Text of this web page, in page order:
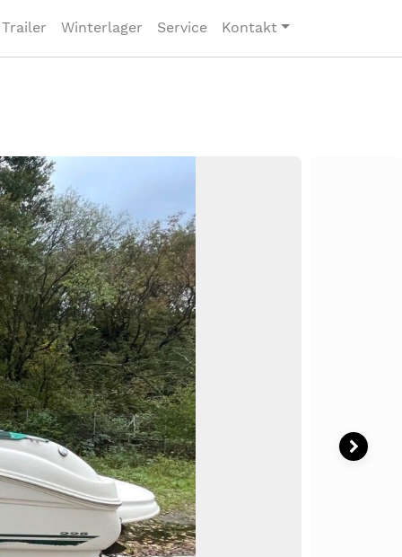
Trailer Winterlager Service Kontakt